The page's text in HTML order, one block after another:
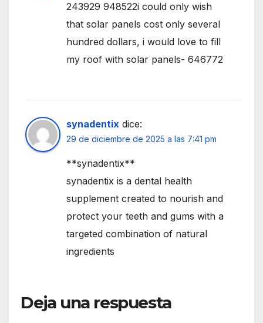
243929 948522i could only wish
that solar panels cost only several
hundred dollars, i would love to fill
my roof with solar panels- 646772
synadentix dice:
29 de diciembre de 2025 a las 7:41 pm
**synadentix**
synadentix is a dental health
supplement created to nourish and
protect your teeth and gums with a
targeted combination of natural
ingredients
Deja una respuesta